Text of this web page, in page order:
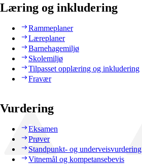
Læring og inkludering
Rammeplaner
Læreplaner
Barnehagemiljø
Skolemiljø
Tilpasset opplæring og inkludering
Fravær
Vurdering
Eksamen
Prøver
Standpunkt- og underveisvurdering
Vitnemål og kompetansebevis